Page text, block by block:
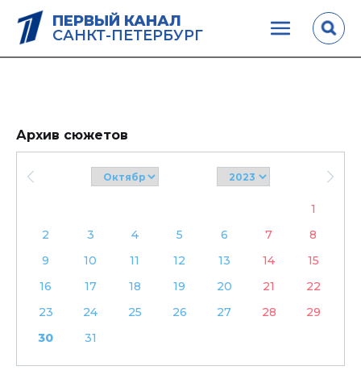
ПЕРВЫЙ КАНАЛ
САНКТ-ПЕТЕРБУРГ
Архив сюжетов
1
2
3 4 5 6 7
8
9
10 11 12 13 14
15
16
17 18 19 20 21
22
23
24 25 26 27 28
29
30
31